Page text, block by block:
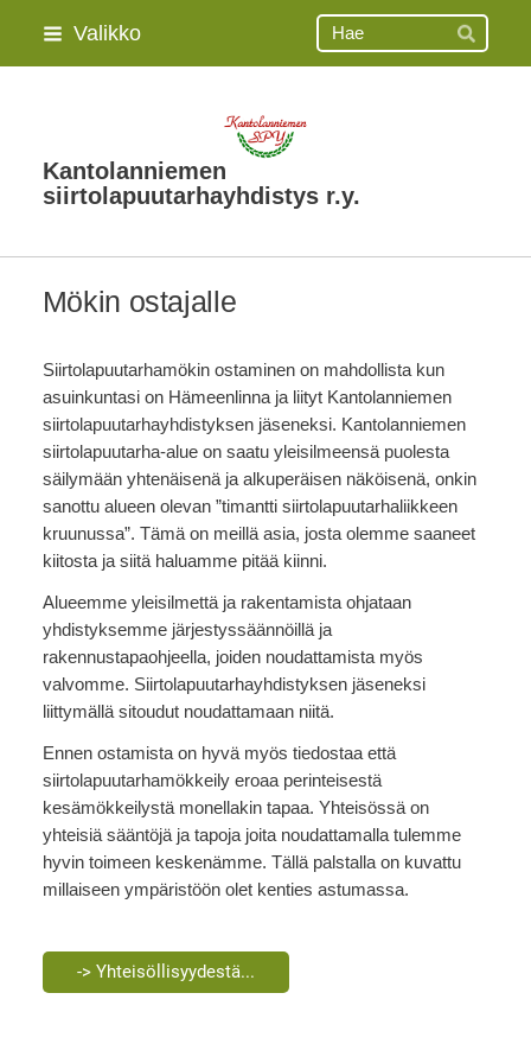
Siirry
Valikko
Hae
Kantolanniemen
siirtolapuutarhayhdistys r.y.
Mökin ostajalle
Siirtolapuutarhamökin ostaminen on mahdollista kun
asuinkuntasi on Hämeenlinna ja liityt Kantolanniemen
siirtolapuutarhayhdistyksen jäseneksi. Kantolanniemen
siirtolapuutarha-alue on saatu yleisilmeensä puolesta
säilymään yhtenäisenä ja alkuperäisen näköisenä, onkin
sanottu alueen olevan ”timantti siirtolapuutarhaliikkeen
kruunussa”. Tämä on meillä asia, josta olemme saaneet
kiitosta ja siitä haluamme pitää kiinni.
Alueemme yleisilmettä ja rakentamista ohjataan
yhdistyksemme järjestyssäännöillä ja
rakennustapaohjeella, joiden noudattamista myös
valvomme. Siirtolapuutarhayhdistyksen jäseneksi
liittymällä sitoudut noudattamaan niitä.
Ennen ostamista on hyvä myös tiedostaa että
siirtolapuutarhamökkeily eroaa perinteisestä
kesämökkeilystä monellakin tapaa. Yhteisössä on
yhteisiä sääntöjä ja tapoja joita noudattamalla tulemme
hyvin toimeen keskenämme. Tällä palstalla on kuvattu
millaiseen ympäristöön olet kenties astumassa.
-> Yhteisöllisyydestä...